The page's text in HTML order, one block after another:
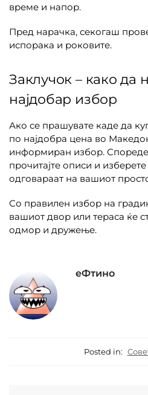
време и напор.
Пред нарачка, секогаш
испорака и роковите.
Заклучок – како да
најдобар избор
Ако се прашувате каде да
по најдобра цена во
информиран избор.
прочитајте описи и
одговараат на вашиот
Со правилен избор на
вашиот двор или тераса ќе
одмор и дружење.
еФтино
Posted in: